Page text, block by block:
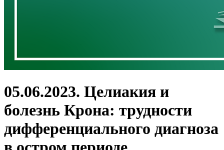
05.06.2023. Целиакия и
болезнь Крона: трудности
дифференциального диагноза